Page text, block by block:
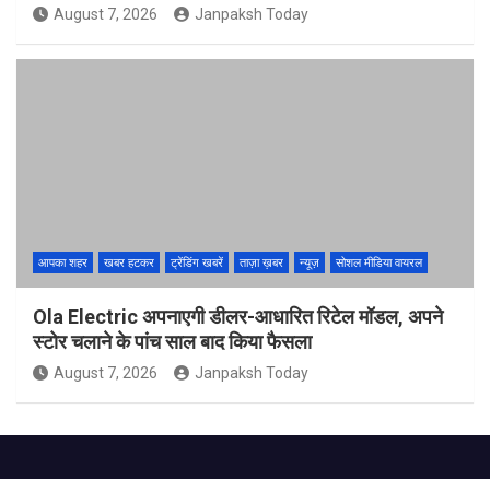
August 7, 2026 Janpaksh Today
आपका शहर खबर हटकर ट्रेंडिंग खबरें ताज़ा ख़बर न्यूज़ सोशल मीडिया वायरल
Ola Electric अपनाएगी डीलर-आधारित रिटेल मॉडल, अपने
स्टोर चलाने के पांच साल बाद किया फैसला
August 7, 2026 Janpaksh Today